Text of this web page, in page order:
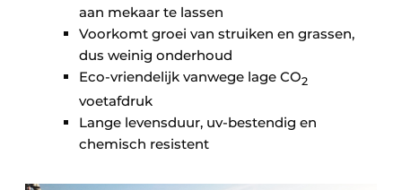
aan mekaar te lassen
Voorkomt groei van struiken en grassen,
dus weinig onderhoud
Eco-vriendelijk vanwege lage CO2
voetafdruk
Lange levensduur, uv-bestendig en
chemisch resistent